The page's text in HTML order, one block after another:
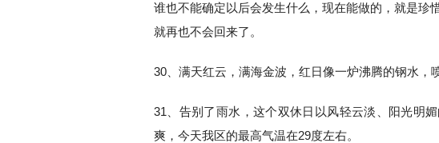
谁也不能确定以后会发生什么，现在能做的，就是珍
就再也不会回来了。
30、满天红云，满海金波，红日像一炉沸腾的钢水，
31、告别了雨水，这个双休日以风轻云淡、阳光明
爽，今天我区的最高气温在29度左右。